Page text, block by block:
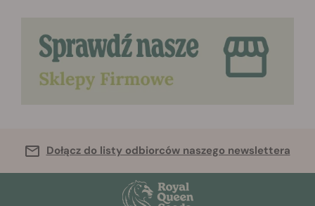
Dołącz do listy odbiorców naszego newslettera